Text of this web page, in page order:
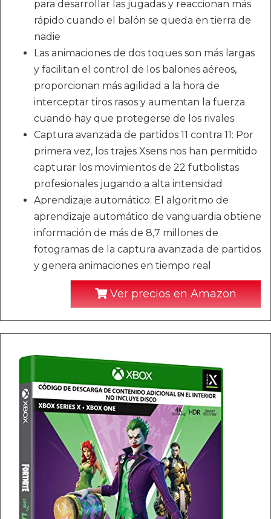
para desarrollar las jugadas y reaccionan más
rápido cuando el balón se queda en tierra de
nadie
Las animaciones de dos toques son más largas
y facilitan el control de los balones aéreos,
proporcionan más agilidad a la hora de
interceptar tiros rasos y aumentan la fuerza
cuando hay que protegerse de los rivales
Captura avanzada de partidos 11 contra 11: Por
primera vez, los trajes Xsens nos han permitido
capturar los movimientos de 22 futbolistas
profesionales jugando a alta intensidad
Aprendizaje automático: El algoritmo de
aprendizaje automático de vanguardia obtiene
información de más de 8,7 millones de
fotogramas de la captura avanzada de partidos
y genera animaciones en tiempo real
Ver precios en Amazon